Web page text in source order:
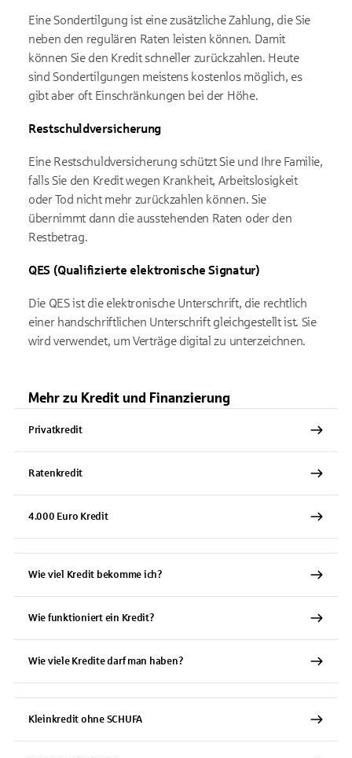
Eine Sondertilgung ist eine zusätzliche Zahlung, die Sie
neben den regulären Raten leisten können. Damit
können Sie den Kredit schneller zurückzahlen. Heute
sind Sondertilgungen meistens kostenlos möglich, es
gibt aber oft Einschränkungen bei der Höhe.
Restschuldversicherung
Eine Restschuldversicherung schützt Sie und Ihre Familie,
falls Sie den Kredit wegen Krankheit, Arbeitslosigkeit
oder Tod nicht mehr zurückzahlen können. Sie
übernimmt dann die ausstehenden Raten oder den
Restbetrag.
QES (Qualifizierte elektronische Signatur)
Die QES ist die elektronische Unterschrift, die rechtlich
einer handschriftlichen Unterschrift gleichgestellt ist. Sie
wird verwendet, um Verträge digital zu unterzeichnen.
Mehr zu Kredit und Finanzierung
Privatkredit
Ratenkredit
4.000 Euro Kredit
Wie viel Kredit bekomme ich?
Wie funktioniert ein Kredit?
Wie viele Kredite darf man haben?
Kleinkredit ohne SCHUFA